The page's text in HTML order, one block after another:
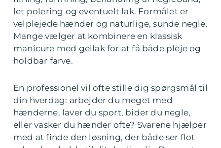
let polering og eventuelt lak. Formålet er
velplejede hænder og naturlige, sunde negle.
Mange vælger at kombinere en klassisk
manicure med gellak for at få både pleje og
holdbar farve.
En professionel vil ofte stille dig spørgsmål til
din hverdag: arbejder du meget med
hænderne, laver du sport, bider du negle,
eller vasker du hænder ofte? Svarene hjælper
med at finde den løsning, der både ser flot